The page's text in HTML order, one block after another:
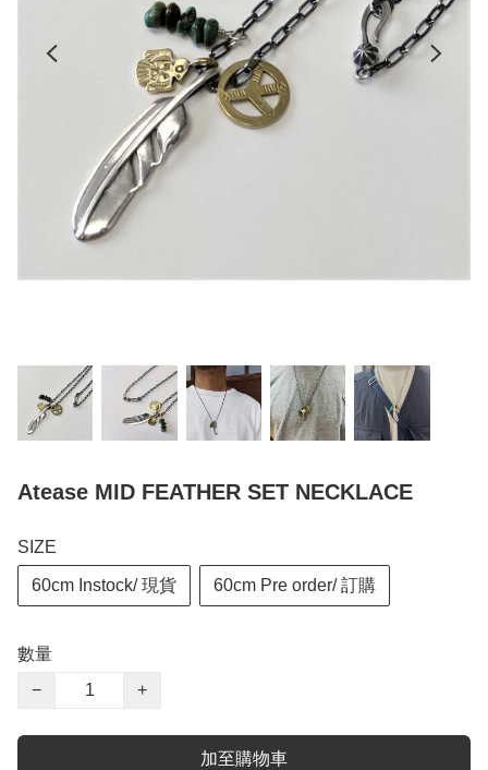
Atease MID FEATHER SET NECKLACE
SIZE
60cm Instock/ 現貨 60cm Pre order/ 訂購
數量
−
+
加至購物車